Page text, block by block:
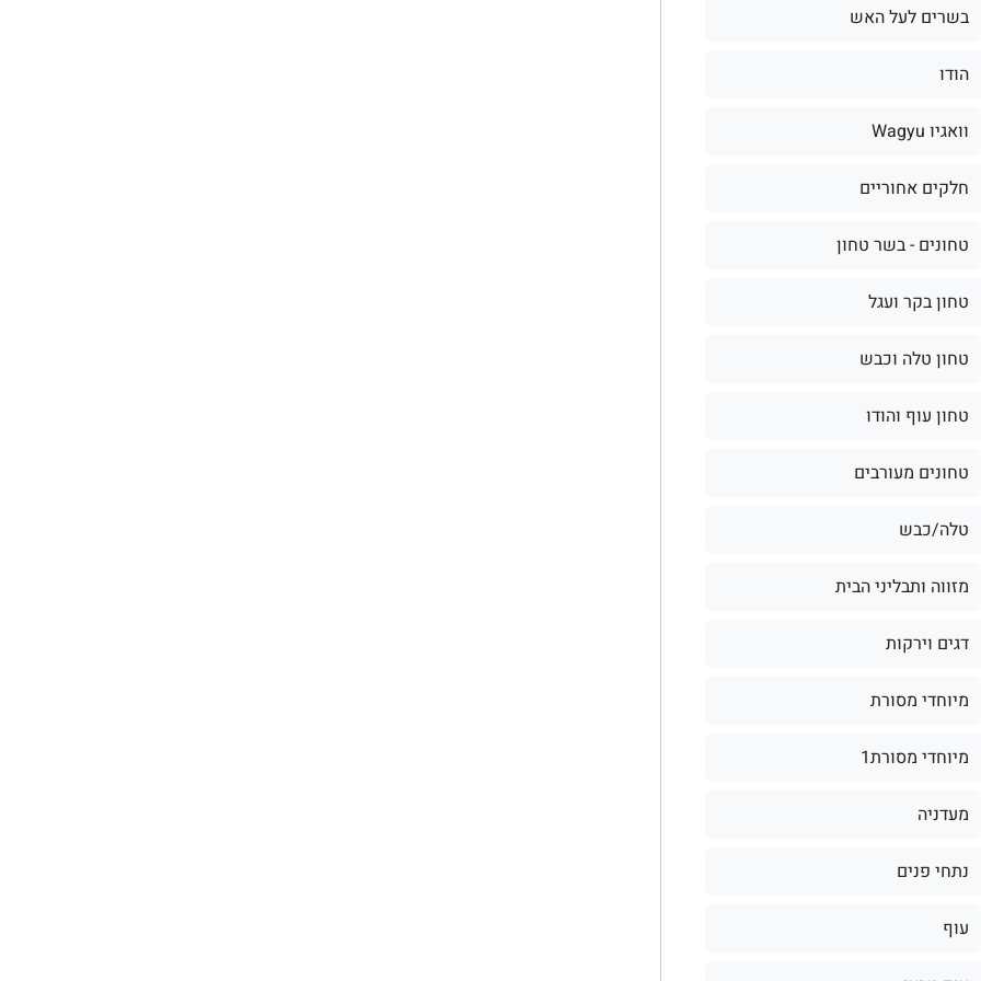
בשרים לעל האש
הודו
וואגיו Wagyu
חלקים אחוריים
טחונים - בשר טחון
טחון בקר ועגל
טחון טלה וכבש
טחון עוף והודו
טחונים מעורבים
טלה/כבש
מזווה ותבליני הבית
דגים וירקות
מיוחדי מסורת
מיוחדי מסורת1
מעדניה
נתחי פנים
עוף